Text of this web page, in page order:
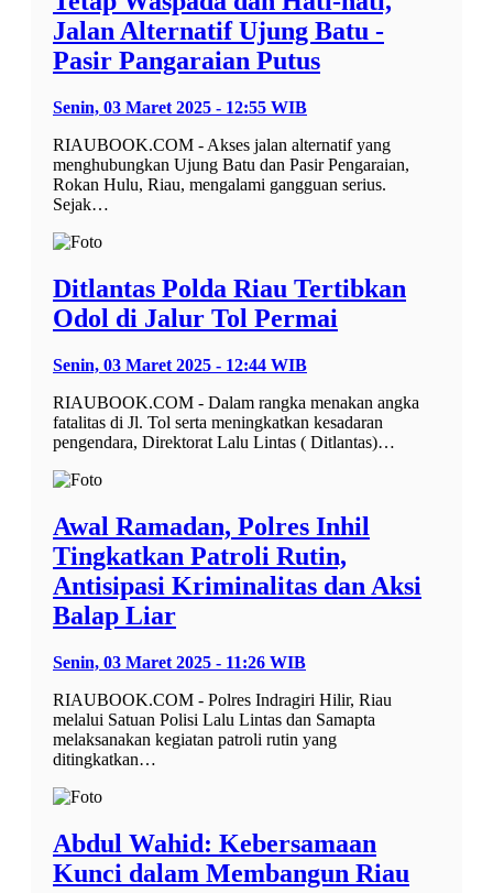
Jalan Alternatif Ujung Batu -
Pasir Pangaraian Putus
Senin, 03 Maret 2025 - 12:55 WIB
RIAUBOOK.COM - Akses jalan alternatif yang
menghubungkan Ujung Batu dan Pasir Pengaraian,
Rokan Hulu, Riau, mengalami gangguan serius.
Sejak…
Ditlantas Polda Riau Tertibkan
Odol di Jalur Tol Permai
Senin, 03 Maret 2025 - 12:44 WIB
RIAUBOOK.COM - Dalam rangka menakan angka
fatalitas di Jl. Tol serta meningkatkan kesadaran
pengendara, Direktorat Lalu Lintas ( Ditlantas)…
Awal Ramadan, Polres Inhil
Tingkatkan Patroli Rutin,
Antisipasi Kriminalitas dan Aksi
Balap Liar
Senin, 03 Maret 2025 - 11:26 WIB
RIAUBOOK.COM - Polres Indragiri Hilir, Riau
melalui Satuan Polisi Lalu Lintas dan Samapta
melaksanakan kegiatan patroli rutin yang
ditingkatkan…
Abdul Wahid: Kebersamaan
Kunci dalam Membangun Riau